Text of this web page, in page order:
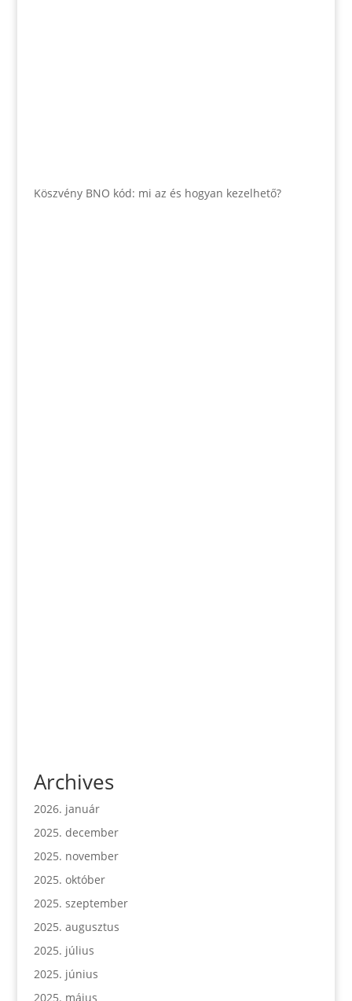
Köszvény BNO kód: mi az és hogyan kezelhető?
Archives
2026. január
2025. december
2025. november
2025. október
2025. szeptember
2025. augusztus
2025. július
2025. június
2025. május